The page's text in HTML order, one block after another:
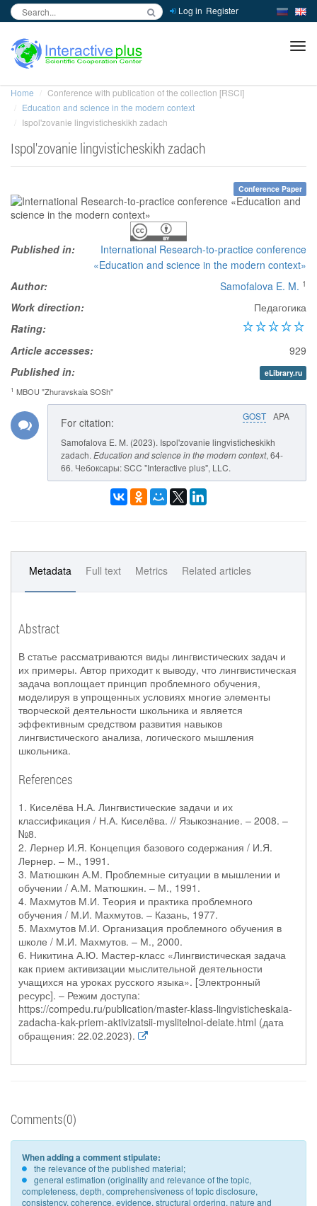
Log in Register
Home
Conference with publication of the collection [RSCI]
Education and science in the modern context
Ispol'zovanie lingvisticheskikh zadach
Ispol'zovanie lingvisticheskikh zadach
Conference Paper
Published in:
International Research-to-practice conference
«Education and science in the modern context»
Author:
Samofalova E. M. 1
Work direction:
Педагогика
Rating:
Article accesses:
929
Published in:
eLibrary.ru
1 MBOU "Zhuravskaia SOSh"
GOST APA
For citation:
Samofalova E. M. (2023). Ispol'zovanie lingvisticheskikh
zadach. Education and science in the modern context, 64-
66. Чебоксары: SCC "Interactive plus", LLC.
Metadata Full text Metrics Related articles
Abstract
В статье рассматриваются виды лингвистических задач и
их примеры. Автор приходит к выводу, что лингвистическая
задача воплощает принцип проблемного обучения,
моделируя в упрощенных условиях многие элементы
творческой деятельности школьника и является
эффективным средством развития навыков
лингвистического анализа, логического мышления
школьника.
References
1. Киселёва Н.А. Лингвистические задачи и их
классификация / Н.А. Киселёва. // Языкознание. – 2008. –
№8.
2. Лернер И.Я. Концепция базового содержания / И.Я.
Лернер. – М., 1991.
3. Матюшкин А.М. Проблемные ситуации в мышлении и
обучении / А.М. Матюшкин. – М., 1991.
4. Махмутов М.И. Теория и практика проблемного
обучения / М.И. Махмутов. – Казань, 1977.
5. Махмутов М.И. Организация проблемного обучения в
школе / М.И. Махмутов. – М., 2000.
6. Никитина А.Ю. Мастер-класс «Лингвистическая задача
как прием активизации мыслительной деятельности
учащихся на уроках русского языка». [Электронный
ресурс]. – Режим доступа:
https://compedu.ru/publication/master-klass-lingvisticheskaia-
zadacha-kak-priem-aktivizatsii-myslitelnoi-deiate.html (дата
обращения: 22.02.2023).
Comments(0)
When adding a comment stipulate:
the relevance of the published material;
general estimation (originality and relevance of the topic,
completeness, depth, comprehensiveness of topic disclosure,
consistency, coherence, evidence, structural ordering, nature and